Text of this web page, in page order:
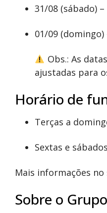
31/08 (sábado)
01/09
Obs.: As
ajustadas para
Horário de
Terças a
Sextas e
Mais informações
Sobre o